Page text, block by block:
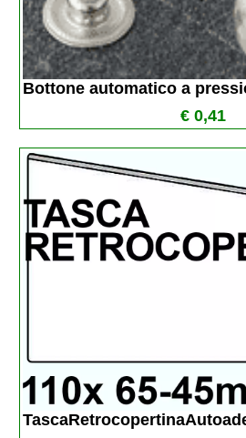
Bottone automatico a
€ 0,41